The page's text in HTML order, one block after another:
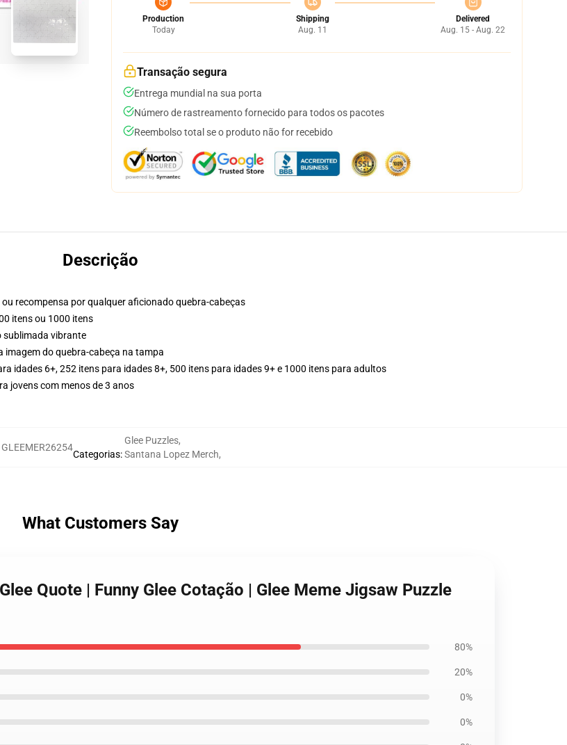
Production
Today
Shipping
Aug. 11
Delivered
Aug. 15 - Aug. 22
Transação segura
Entrega mundial na sua porta
Número de rastreamento fornecido para todos os pacotes
Reembolso total se o produto não for recebido
Descrição
recompensa por qualquer aficionado quebra-cabeças
itens ou 1000 itens
sublimada vibrante
imagem do quebra-cabeça na tampa
idades 6+, 252 itens para idades 8+, 500 itens para idades 9+ e 1000 itens para adultos
jovens com menos de 3 anos
GLEEMER26254
Categorias:
Glee Puzzles,
Santana Lopez Merch,
What Customers Say
Quote | Funny Glee Cotação | Glee Meme Jigsaw Puzzle
80%
20%
0%
0%